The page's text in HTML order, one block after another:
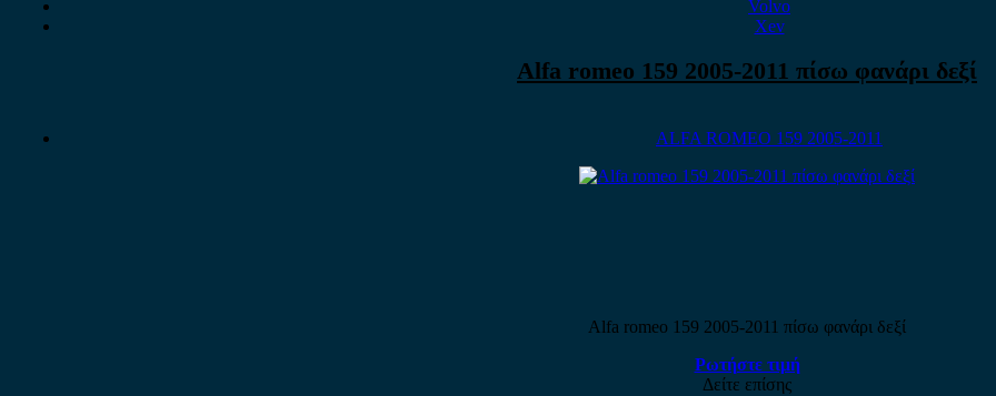
Volvo
Xev
Alfa romeo 159 2005-2011 πίσω φανάρι δεξί
ALFA ROMEO 159 2005-2011
Alfa romeo 159 2005-2011 πίσω φανάρι δεξί
Ρωτήστε τιμή
Δείτε επίσης